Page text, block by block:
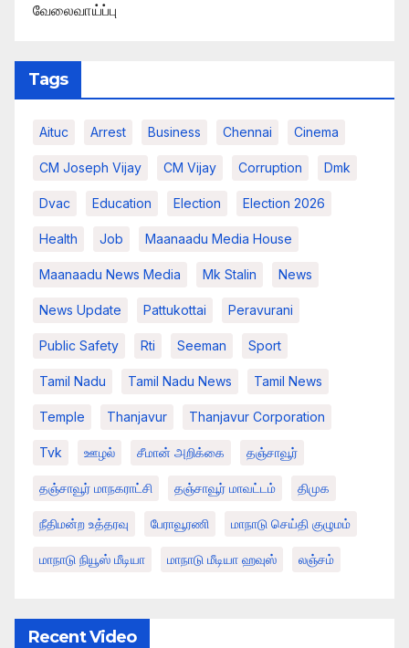
வேலைவாய்ப்பு
Tags
Aituc Arrest Business Chennai Cinema
CM Joseph Vijay CM Vijay Corruption Dmk
Dvac Education Election Election 2026
Health Job Maanaadu Media House
Maanaadu News Media Mk Stalin News
News Update Pattukottai Peravurani
Public Safety Rti Seeman Sport
Tamil Nadu Tamil Nadu News Tamil News
Temple Thanjavur Thanjavur Corporation
Tvk ஊழல் சீமான் அறிக்கை தஞ்சாவூர்
தஞ்சாவூர் மாநகராட்சி தஞ்சாவூர் மாவட்டம் திமுக
நீதிமன்ற உத்தரவு பேராவூரணி மாநாடு செய்தி குழுமம்
மாநாடு நியூஸ் மீடியா மாநாடு மீடியா ஹவுஸ் லஞ்சம்
Recent Video